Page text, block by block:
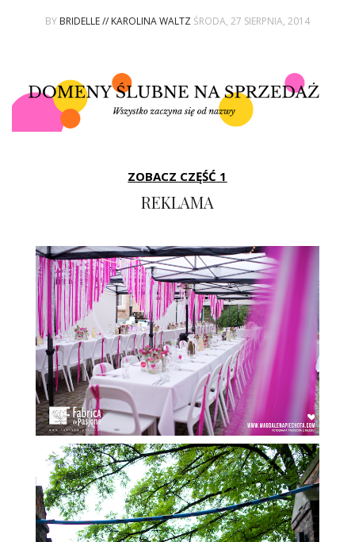
BY BRIDELLE // KAROLINA WALTZ ŚRODA, 27 SIERPNIA, 2014
ZOBACZ CZĘŚĆ 1
REKLAMA